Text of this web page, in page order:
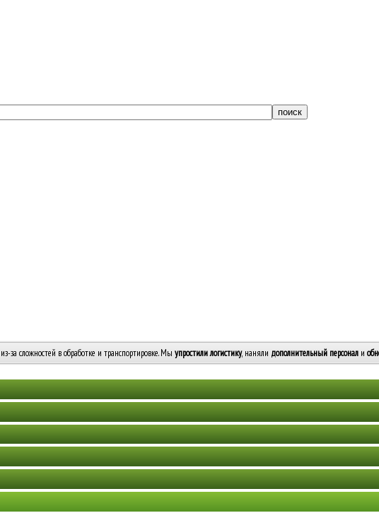
за сложностей в обработке и транспортировке. Мы упростили логистику, наняли дополнительный персонал и